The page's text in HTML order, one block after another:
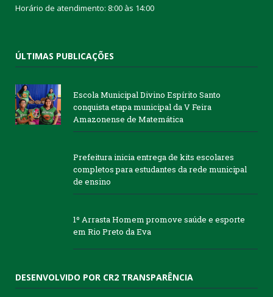
Horário de atendimento: 8:00 às 14:00
ÚLTIMAS PUBLICAÇÕES
Escola Municipal Divino Espírito Santo
conquista etapa municipal da V Feira
Amazonense de Matemática
Prefeitura inicia entrega de kits escolares
completos para estudantes da rede municipal
de ensino
1º Arrasta Homem promove saúde e esporte
em Rio Preto da Eva
DESENVOLVIDO POR CR2 TRANSPARÊNCIA